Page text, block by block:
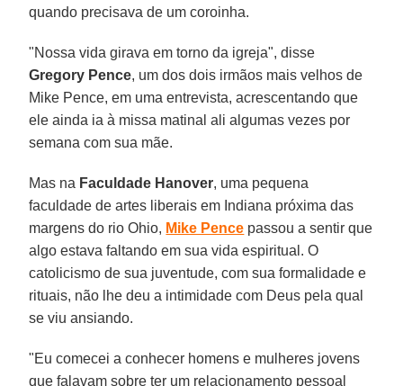
quando precisava de um coroinha.
"Nossa vida girava em torno da igreja", disse
Gregory Pence, um dos dois irmãos mais velhos de
Mike Pence, em uma entrevista, acrescentando que
ele ainda ia à missa matinal ali algumas vezes por
semana com sua mãe.
Mas na Faculdade Hanover, uma pequena
faculdade de artes liberais em Indiana próxima das
margens do rio Ohio, Mike Pence passou a sentir que
algo estava faltando em sua vida espiritual. O
catolicismo de sua juventude, com sua formalidade e
rituais, não lhe deu a intimidade com Deus pela qual
se viu ansiando.
"Eu comecei a conhecer homens e mulheres jovens
que falavam sobre ter um relacionamento pessoal